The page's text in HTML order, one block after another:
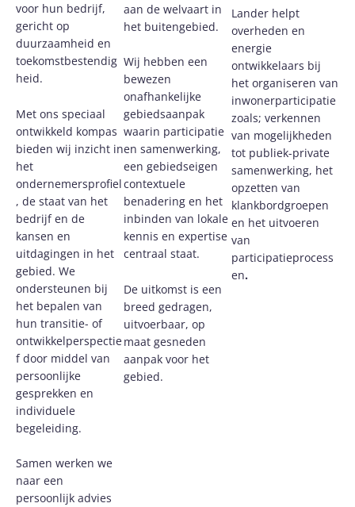
voor hun bedrijf,
gericht op
duurzaamheid en
toekomstbestendig
heid.
Met ons speciaal
ontwikkeld kompas
bieden wij inzicht in
het
ondernemersprofiel
, de staat van het
bedrijf en de
kansen en
uitdagingen in het
gebied. We
ondersteunen bij
het bepalen van
hun transitie- of
ontwikkelperspectie
f door middel van
persoonlijke
gesprekken en
individuele
begeleiding.
Samen werken we
naar een
persoonlijk advies
aan de welvaart in
het buitengebied.
Wij hebben een
bewezen
onafhankelijke
gebiedsaanpak
waarin participatie
en samenwerking,
een gebiedseigen
contextuele
benadering en het
inbinden van lokale
kennis en expertise
centraal staat.
De uitkomst is een
breed gedragen,
uitvoerbaar, op
maat gesneden
aanpak voor het
gebied.
Lander helpt
overheden en
energie
ontwikkelaars bij
het organiseren van
inwonerparticipatie
zoals; verkennen
van mogelijkheden
tot publiek-private
samenwerking, het
opzetten van
klankbordgroepen
en het uitvoeren
van
participatieprocess
en.